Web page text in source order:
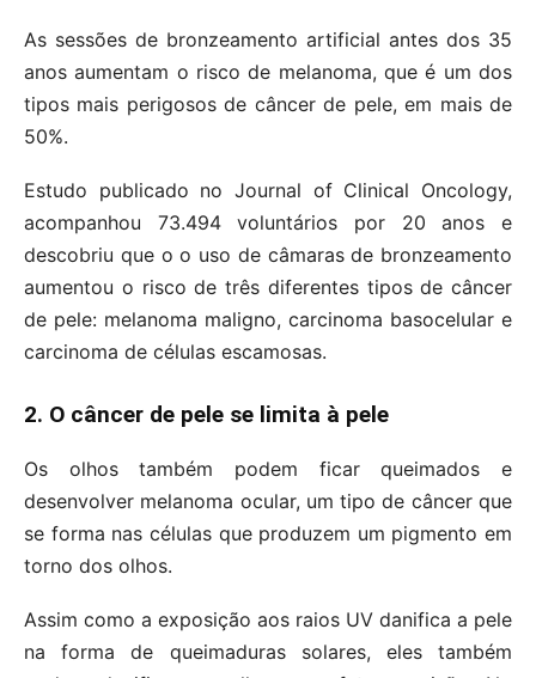
As sessões de bronzeamento artificial antes dos 35
anos aumentam o risco de melanoma, que é um dos
tipos mais perigosos de câncer de pele, em mais de
50%.
Estudo publicado no Journal of Clinical Oncology,
acompanhou 73.494 voluntários por 20 anos e
descobriu que o o uso de câmaras de bronzeamento
aumentou o risco de três diferentes tipos de câncer
de pele: melanoma maligno, carcinoma basocelular e
carcinoma de células escamosas.
2. O câncer de pele se limita à pele
Os olhos também podem ficar queimados e
desenvolver melanoma ocular, um tipo de câncer que
se forma nas células que produzem um pigmento em
torno dos olhos.
Assim como a exposição aos raios UV danifica a pele
na forma de queimaduras solares, eles também